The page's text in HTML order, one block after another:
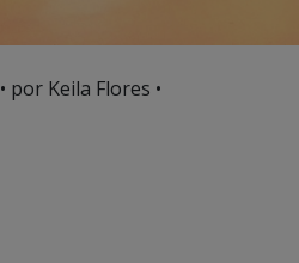
• por Keila Flores •